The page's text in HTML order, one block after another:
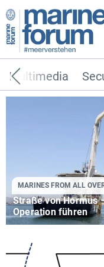
Multimedia
MARINES FROM ALL
Straße von Hormus
Operation führen